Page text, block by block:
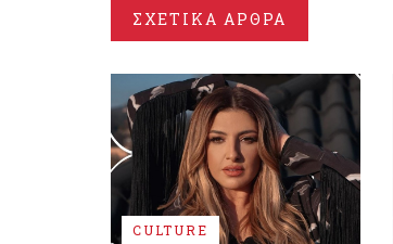
ΣΧΕΤΙΚΑ ΑΡΘΡΑ
CULTURE